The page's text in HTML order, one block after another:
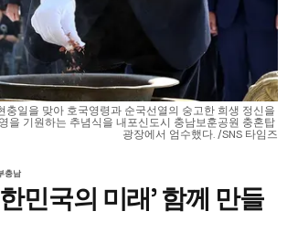
충일을 맞아 호국영령과 순국선열의 숭고한 희생 정신을
을 기원하는 추념식을 내포신도시 충남보훈공원 충혼탑
광장에서 엄수했다. /SNS 타임즈
충남
민국의 미래’ 함께 만들